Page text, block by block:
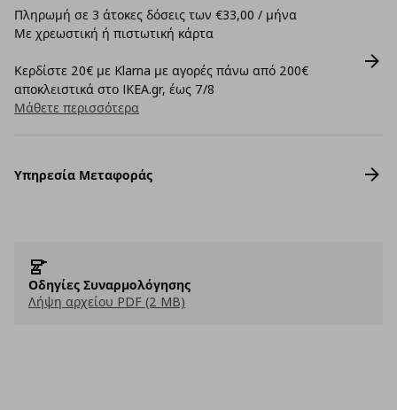
Πληρωμή σε 3 άτοκες δόσεις των €33,00 / μήνα
Με χρεωστική ή πιστωτική κάρτα
Κερδίστε 20€ με Klarna με αγορές πάνω από 200€
αποκλειστικά στο IKEA.gr, έως 7/8
Μάθετε περισσότερα
Υπηρεσία Μεταφοράς
Οδηγίες Συναρμολόγησης
Λήψη αρχείου PDF (2 MB)